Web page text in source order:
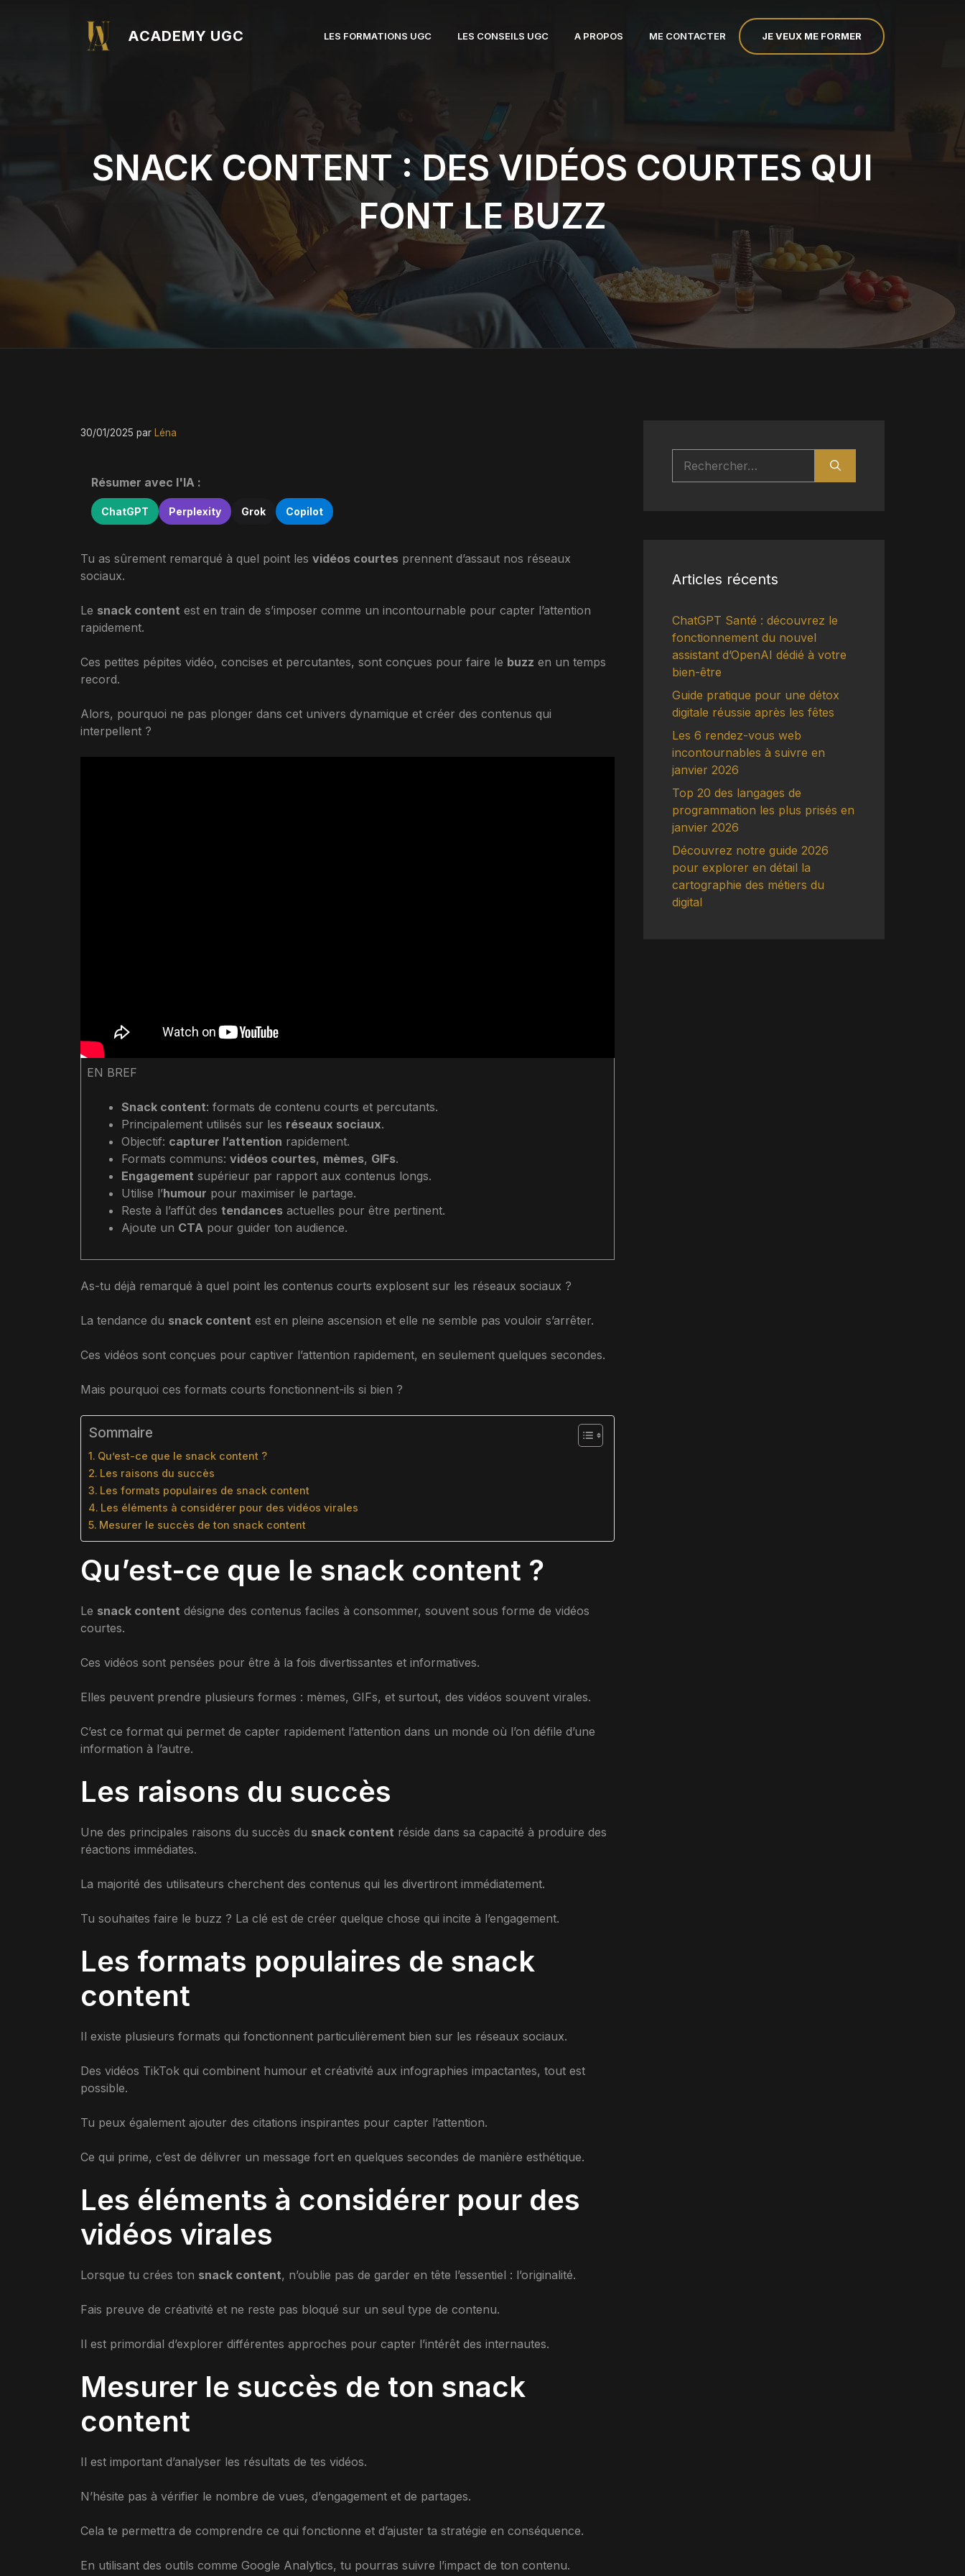
ACADEMY UGC LES FORMATIONS UGC LES CONSEILS UGC A PROPOS ME CONTACTER JE VEUX ME FORMER
SNACK CONTENT : DES VIDÉOS COURTES QUI
FONT LE BUZZ
30/01/2025 par Léna
Résumer avec l'IA :
ChatGPT Perplexity Grok Copilot
Tu as sûrement remarqué à quel point les vidéos courtes prennent d’assaut nos réseaux
sociaux.
Le snack content est en train de s’imposer comme un incontournable pour capter l’attention
rapidement.
Ces petites pépites vidéo, concises et percutantes, sont conçues pour faire le buzz en un temps
record.
Alors, pourquoi ne pas plonger dans cet univers dynamique et créer des contenus qui
interpellent ?
EN BREF
Snack content: formats de contenu courts et percutants.
Principalement utilisés sur les réseaux sociaux.
Objectif: capturer l’attention rapidement.
Formats communs: vidéos courtes, mèmes, GIFs.
Engagement supérieur par rapport aux contenus longs.
Utilise l’humour pour maximiser le partage.
Reste à l’affût des tendances actuelles pour être pertinent.
Ajoute un CTA pour guider ton audience.
As-tu déjà remarqué à quel point les contenus courts explosent sur les réseaux sociaux ?
La tendance du snack content est en pleine ascension et elle ne semble pas vouloir s’arrêter.
Ces vidéos sont conçues pour captiver l’attention rapidement, en seulement quelques secondes.
Mais pourquoi ces formats courts fonctionnent-ils si bien ?
Sommaire
Qu’est-ce que le snack content ?
Les raisons du succès
Les formats populaires de snack content
Les éléments à considérer pour des vidéos virales
Mesurer le succès de ton snack content
Qu’est-ce que le snack content ?
Le snack content désigne des contenus faciles à consommer, souvent sous forme de vidéos
courtes.
Ces vidéos sont pensées pour être à la fois divertissantes et informatives.
Elles peuvent prendre plusieurs formes : mèmes, GIFs, et surtout, des vidéos souvent virales.
C’est ce format qui permet de capter rapidement l’attention dans un monde où l’on défile d’une
information à l’autre.
Les raisons du succès
Une des principales raisons du succès du snack content réside dans sa capacité à produire des
réactions immédiates.
La majorité des utilisateurs cherchent des contenus qui les divertiront immédiatement.
Tu souhaites faire le buzz ? La clé est de créer quelque chose qui incite à l’engagement.
Les formats populaires de snack
content
Il existe plusieurs formats qui fonctionnent particulièrement bien sur les réseaux sociaux.
Des vidéos TikTok qui combinent humour et créativité aux infographies impactantes, tout est
possible.
Tu peux également ajouter des citations inspirantes pour capter l’attention.
Ce qui prime, c’est de délivrer un message fort en quelques secondes de manière esthétique.
Les éléments à considérer pour des
vidéos virales
Lorsque tu crées ton snack content, n’oublie pas de garder en tête l’essentiel : l’originalité.
Fais preuve de créativité et ne reste pas bloqué sur un seul type de contenu.
Il est primordial d’explorer différentes approches pour capter l’intérêt des internautes.
Mesurer le succès de ton snack
content
Il est important d’analyser les résultats de tes vidéos.
N’hésite pas à vérifier le nombre de vues, d’engagement et de partages.
Cela te permettra de comprendre ce qui fonctionne et d’ajuster ta stratégie en conséquence.
En utilisant des outils comme Google Analytics, tu pourras suivre l’impact de ton contenu.
Articles récents
ChatGPT Santé : découvrez le
fonctionnement du nouvel
assistant d’OpenAI dédié à votre
bien-être
Guide pratique pour une détox
digitale réussie après les fêtes
Les 6 rendez-vous web
incontournables à suivre en
janvier 2026
Top 20 des langages de
programmation les plus prisés en
janvier 2026
Découvrez notre guide 2026
pour explorer en détail la
cartographie des métiers du
digital